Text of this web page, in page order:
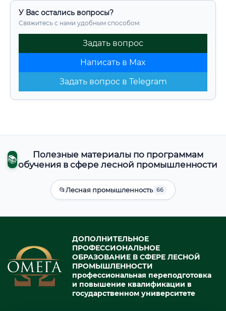
У Вас остались вопросы?
Свяжитесь с нами удобным способом:
Задать вопрос
Написать в Max
Задать вопрос в Telegram
📚
Полезные материалы по программам
обучения в сфере лесной промышленности
📂Лесная промышленность 66
ДОПОЛНИТЕЛЬНОЕ
ПРОФЕССИОНАЛЬНОЕ
ОБРАЗОВАНИЕ В СФЕРЕ ЛЕСНОЙ
ПРОМЫШЛЕННОСТИ
профессиональная переподготовка
и повышение квалификации в
государственном университете